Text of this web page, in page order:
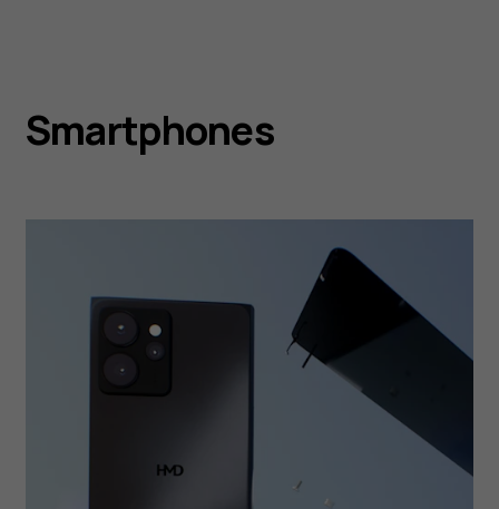
Smartphones